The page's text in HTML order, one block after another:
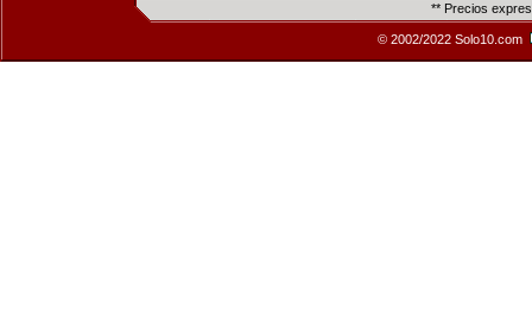
** Precios
© 2002/2022 Solo10.com